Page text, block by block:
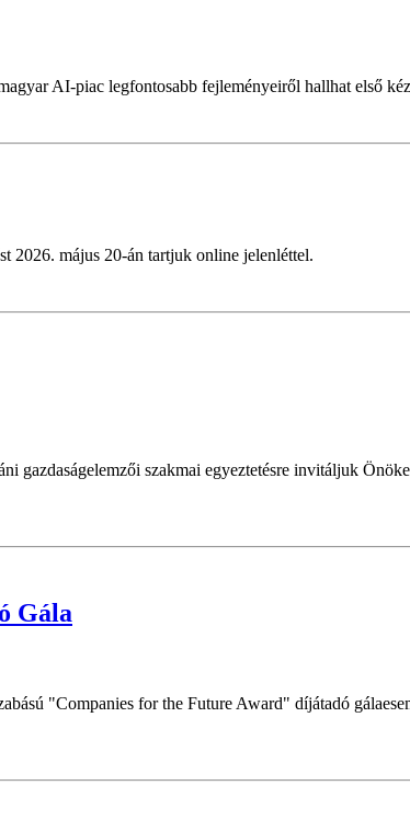
AI-piac legfontosabb fejleményeiről hallhat első
2026. május 20-án tartjuk online jelenléttel.
gazdaságelemzői szakmai egyeztetésre invitáljuk
Gála
"Companies for the Future Award" díjátadó